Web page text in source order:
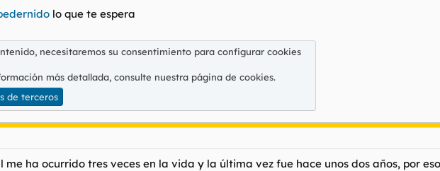
lo que te espera
necesitaremos su consentimiento para configurar cookies
más detallada, consulte nuestra página de cookies.
de terceros
me ha ocurrido tres veces en la vida y la última vez fue hace unos dos años, por